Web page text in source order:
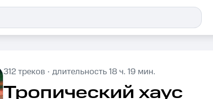
312треков · длительность18 ч. 19 мин.
Тропический хаус